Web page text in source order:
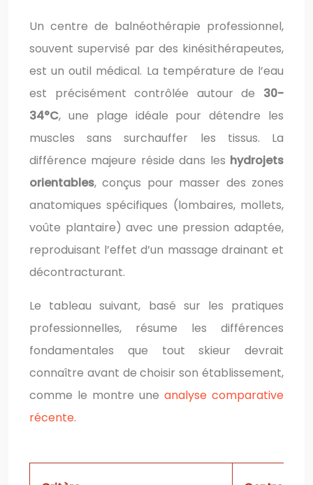
Un centre de balnéothérapie professionnel,
souvent supervisé par des kinésithérapeutes,
est un outil médical. La température de l’eau
est précisément contrôlée autour de 30-
34°C, une plage idéale pour détendre les
muscles sans surchauffer les tissus. La
différence majeure réside dans les hydrojets
orientables, conçus pour masser des zones
anatomiques spécifiques (lombaires, mollets,
voûte plantaire) avec une pression adaptée,
reproduisant l’effet d’un massage drainant et
décontracturant.
Le tableau suivant, basé sur les pratiques
professionnelles, résume les différences
fondamentales que tout skieur devrait
connaître avant de choisir son établissement,
comme le montre une analyse comparative
récente.